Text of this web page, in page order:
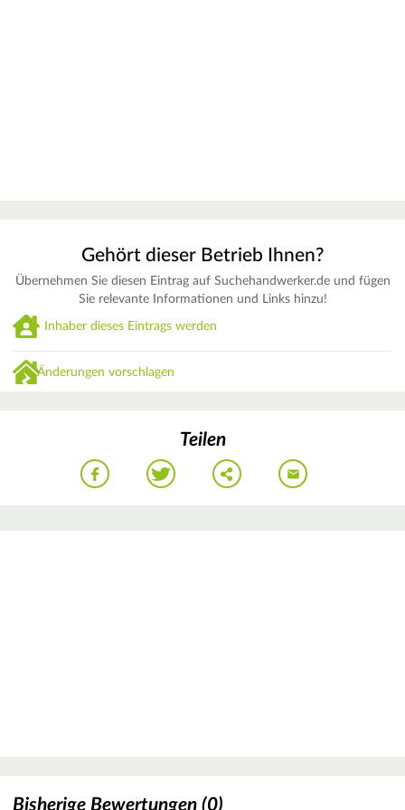
Gehört dieser Betrieb Ihnen?
Übernehmen Sie diesen Eintrag auf Suchehandwerker.de und fügen
Sie relevante Informationen und Links hinzu!
Inhaber dieses Eintrags werden
Änderungen vorschlagen
Teilen
Bisherige Bewertungen (0)